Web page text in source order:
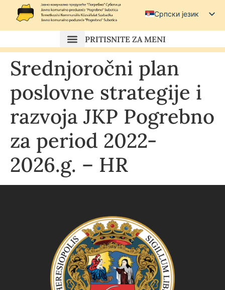
Српски језик
Српски (ћирилица)
Magyar
Hrvatski
PRITISNITE ZA MENI
Srednjoročni plan
poslovne strategije i
razvoja JKP Pogrebno
za period 2022-
2026.g. – HR